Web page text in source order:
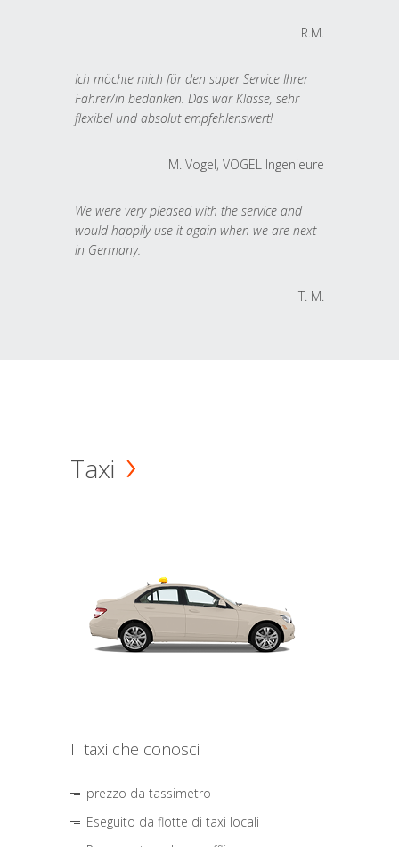
R.M.
Ich möchte mich für den super Service Ihrer
Fahrer/in bedanken. Das war Klasse, sehr
flexibel und absolut empfehlenswert!
M. Vogel, VOGEL Ingenieure
We were very pleased with the service and
would happily use it again when we are next
in Germany.
T. M.
Taxi
Il taxi che conosci
prezzo da tassimetro
Eseguito da flotte di taxi locali